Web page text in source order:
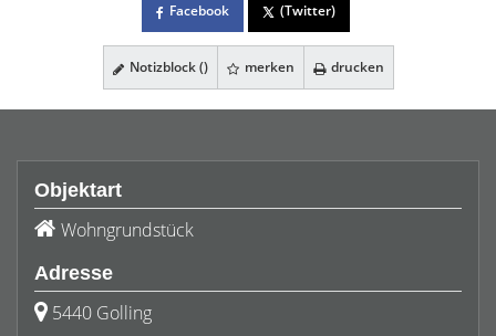
Facebook (Twitter)
Notizblock () merken drucken
Objektart
Wohngrundstück
Adresse
5440 Golling